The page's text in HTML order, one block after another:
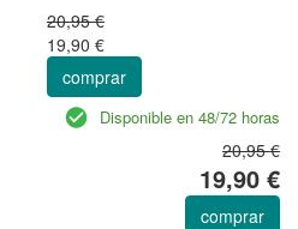
20,95 €
19,90 €
comprar
Disponible en 48/72 horas
20,95 €
19,90 €
comprar